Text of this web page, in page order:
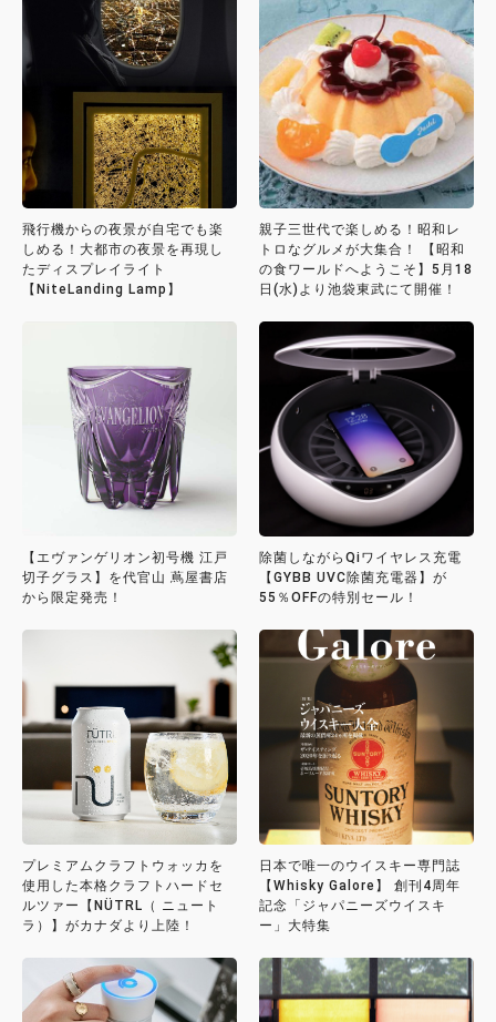
飛行機からの夜景が自宅でも楽
しめる！大都市の夜景を再現し
たディスプレイライト
【NiteLanding Lamp】
親子三世代で楽しめる！昭和レ
トロなグルメが大集合！ 【昭和
の食ワールドへようこそ】5月18
日(水)より池袋東武にて開催！
【エヴァンゲリオン初号機 江戸
切子グラス】を代官山 蔦屋書店
から限定発売！
除菌しながらQiワイヤレス充電
【GYBB UVC除菌充電器】が
55％OFFの特別セール！
プレミアムクラフトウォッカを
使用した本格クラフトハードセ
ルツァー【NÜTRL（ ニュート
ラ）】がカナダより上陸！
日本で唯一のウイスキー専門誌
【Whisky Galore】 創刊4周年
記念「ジャパニーズウイスキ
ー」大特集